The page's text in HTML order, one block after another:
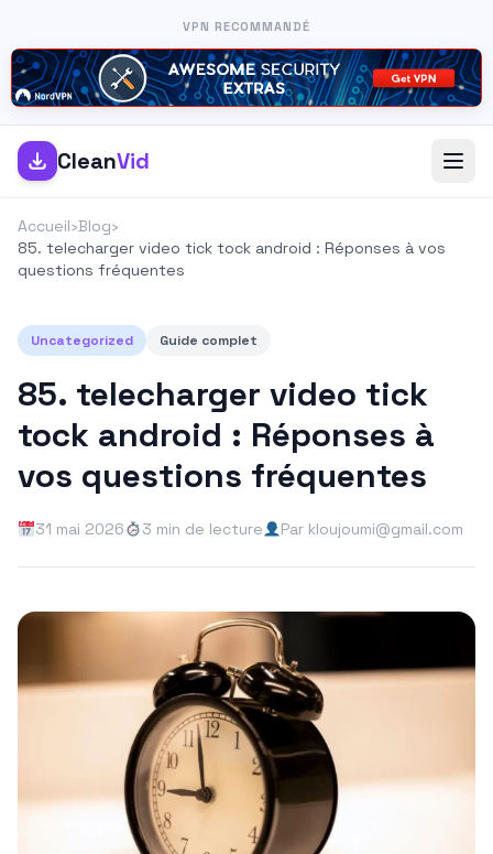
VPN RECOMMANDÉ
CleanVid
Accueil›Blog›
85. telecharger video tick tock android : Réponses à vos
questions fréquentes
Uncategorized Guide complet
85. telecharger video tick
tock android : Réponses à
vos questions fréquentes
31 mai 2026 3 min de lecture Par kloujoumi@gmail.com